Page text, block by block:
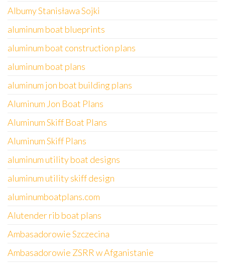
Albumy Stanisława Sojki
aluminum boat blueprints
aluminum boat construction plans
aluminum boat plans
aluminum jon boat building plans
Aluminum Jon Boat Plans
Aluminum Skiff Boat Plans
Aluminum Skiff Plans
aluminum utility boat designs
aluminum utility skiff design
aluminumboatplans.com
Alutender rib boat plans
Ambasadorowie Szczecina
Ambasadorowie ZSRR w Afganistanie